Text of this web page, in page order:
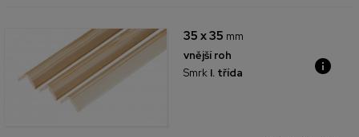
35 x 35 mm
vnější roh
Smrk I. třída